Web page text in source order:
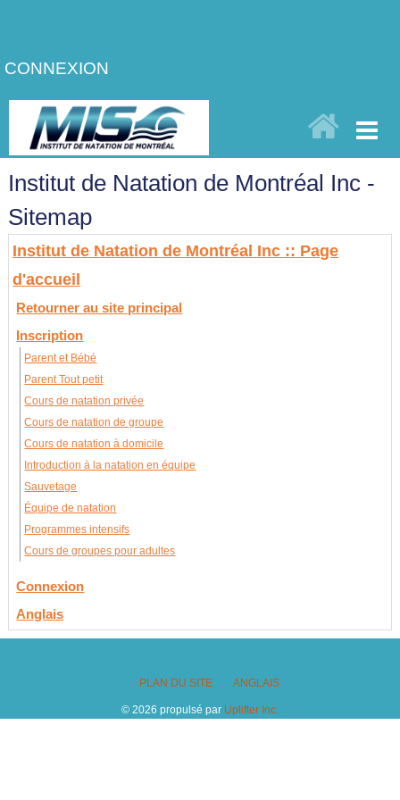
CONNEXION
Institut de Natation de Montréal Inc -
Sitemap
Institut de Natation de Montréal Inc :: Page
d'accueil
Retourner au site principal
Inscription
Parent et Bébé
Parent Tout petit
Cours de natation privée
Cours de natation de groupe
Cours de natation à domicile
Introduction à la natation en équipe
Sauvetage
Équipe de natation
Programmes intensifs
Cours de groupes pour adultes
Connexion
Anglais
PLAN DU SITE ANGLAIS
© 2026 propulsé par Uplifter Inc.